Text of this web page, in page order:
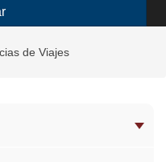
de Viajes